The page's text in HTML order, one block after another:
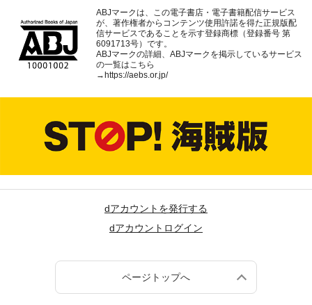
ABJマークは、この電子書店・電子書籍配信サービス
が、著作権者からコンテンツ使用許諾を得た正規版配
信サービスであることを示す登録商標（登録番号 第
6091713号）です。
ABJマークの詳細、ABJマークを掲示しているサービス
の一覧はこちら
→ https://aebs.or.jp/
dアカウントを発行する
dアカウントログイン
ページトップへ